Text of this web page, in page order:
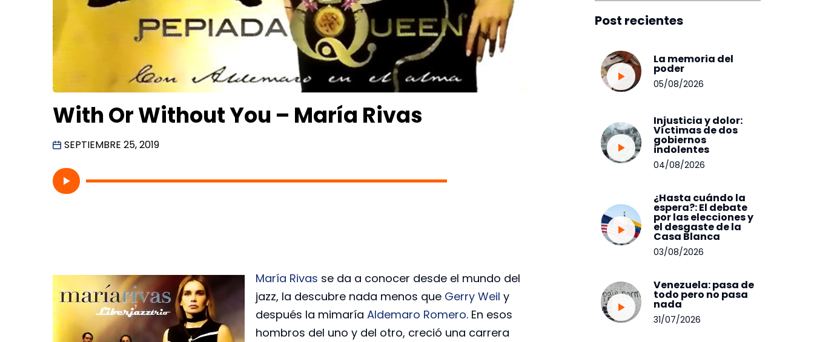
With Or Without You – María Rivas
SEPTIEMBRE 25, 2019
María Rivas se da a conocer desde el mundo del
jazz, la descubre nada menos que Gerry Weil y
después la mimaría Aldemaro Romero. En esos
hombros del uno y del otro, creció una carrera
Post recientes
La memoria del
poder
05/08/2026
Injusticia y dolor:
Víctimas de dos
gobiernos
indolentes
04/08/2026
¿Hasta cuándo la
espera?: El debate
por las elecciones y
el desgaste de la
Casa Blanca
03/08/2026
Venezuela: pasa de
todo pero no pasa
nada
31/07/2026